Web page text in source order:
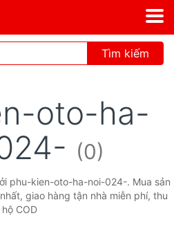
Tìm kiếm
oto-ha-
(0)
phu-kien-oto-ha-noi-024-. Mua sản
giao hàng tận nhà miễn phí, thu
hộ COD